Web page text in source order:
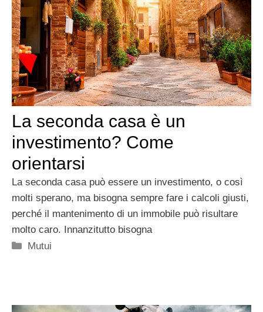
La seconda casa è un
investimento? Come
orientarsi
La seconda casa può essere un investimento, o così
molti sperano, ma bisogna sempre fare i calcoli giusti,
perché il mantenimento di un immobile può risultare
molto caro. Innanzitutto bisogna
Categorie
Mutui